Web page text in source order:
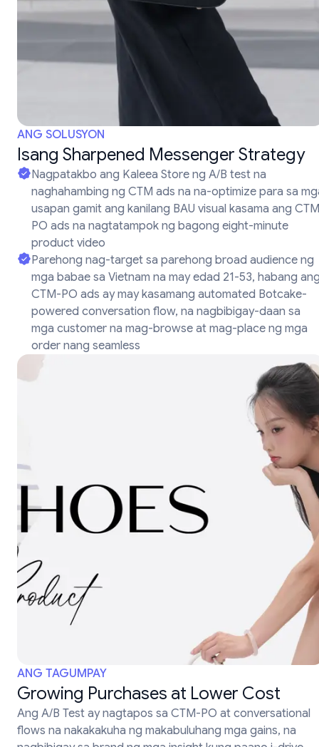
ANG SOLUSYON
Isang Sharpened Messenger Strategy
Nagpatakbo ang Kaleea Store ng A/B test na
naghahambing ng CTM ads na na-optimize para sa
usapan gamit ang kanilang BAU visual kasama ang
PO ads na nagtatampok ng bagong eight-minute
product video
Parehong nag-target sa parehong broad audience ng
mga babae sa Vietnam na may edad 21-53, habang
CTM-PO ads ay may kasamang automated Botcake-
powered conversation flow, na nagbibigay-daan sa
mga customer na mag-browse at mag-place ng mga
order nang seamless
ANG TAGUMPAY
Growing Purchases at Lower Cost
Ang A/B Test ay nagtapos sa CTM-PO at conversational
flows na nakakakuha ng makabuluhang mga gains, na